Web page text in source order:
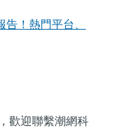
！熱門平台、
歡迎聯繫潮網科